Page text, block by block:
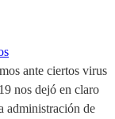
ante ciertos virus
nos dejó en claro
administración de